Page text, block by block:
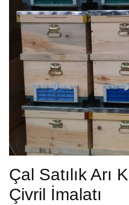
Çal Satılık Arı
Çivril İmalatı